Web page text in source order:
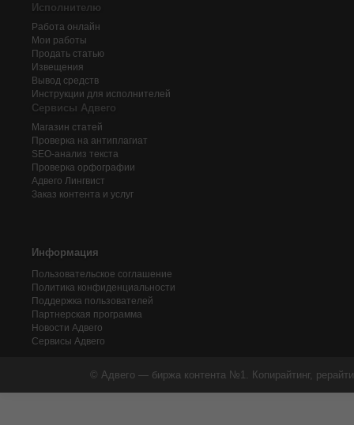
Исполнителю
Работа онлайн
Мои работы
Продать статью
Извещения
Вывод средств
Инструкции для исполнителей
Сервисы Адвего
Магазин статей
Проверка на антиплагиат
SEO-анализ текста
Проверка орфографии
Адвего Лингвист
Заказ контента и услуг
Информация
Пользовательское соглашение
Политика конфиденциальности
Поддержка пользователей
Партнерская программа
Новости Адвего
Сервисы Адвего
© Адвего — биржа контента №1. Копирайтинг,